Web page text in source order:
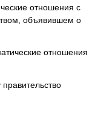
отношения с
объявившем о
отношения